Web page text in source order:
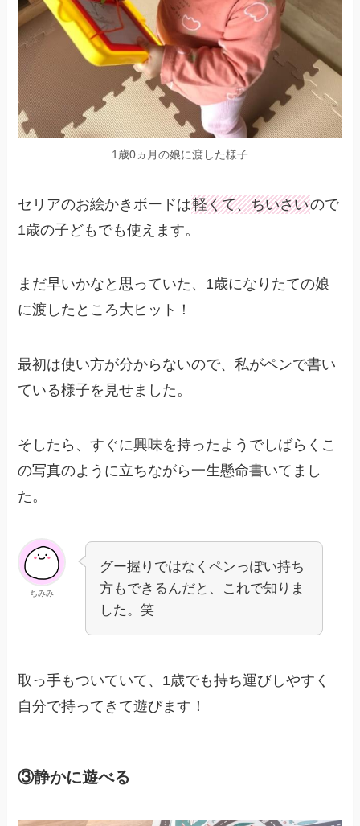
1歳0ヵ月の娘に渡した様子
セリアのお絵かきボードは軽くて、ちいさいので
1歳の子どもでも使えます。
まだ早いかなと思っていた、1歳になりたての娘
に渡したところ大ヒット！
最初は使い方が分からないので、私がペンで書い
ている様子を見せました。
そしたら、すぐに興味を持ったようでしばらくこ
の写真のように立ちながら一生懸命書いてまし
た。
ちみみ
グー握りではなくペンっぽい持ち
方もできるんだと、これで知りま
した。笑
取っ手もついていて、1歳でも持ち運びしやすく
自分で持ってきて遊びます！
③静かに遊べる